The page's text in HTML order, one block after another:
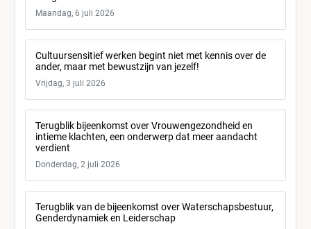
Maandag, 6 juli 2026
Cultuursensitief werken begint niet met kennis over de
ander, maar met bewustzijn van jezelf!
Vrijdag, 3 juli 2026
Terugblik bijeenkomst over Vrouwengezondheid en
intieme klachten, een onderwerp dat meer aandacht
verdient
Donderdag, 2 juli 2026
Terugblik van de bijeenkomst over Waterschapsbestuur,
Genderdynamiek en Leiderschap